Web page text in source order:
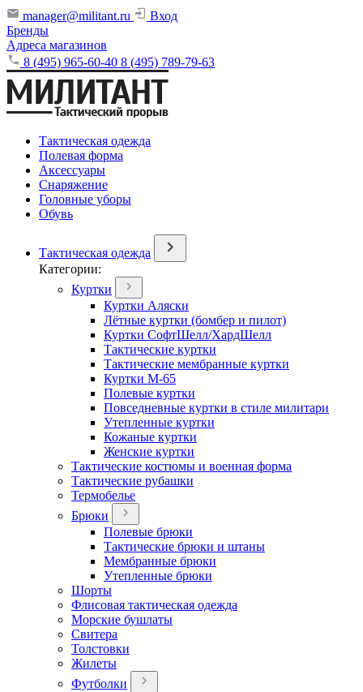
manager@militant.ru
Вход
Бренды
Адреса магазинов
8 (495) 965-60-40 8 (495) 789-79-63
Тактическая одежда
Полевая форма
Аксессуары
Снаряжение
Головные уборы
Обувь
Тактическая одежда
Категории:
Куртки
Куртки Аляски
Лётные куртки (бомбер и пилот)
Куртки СофтШелл/ХардШелл
Тактические куртки
Тактические мембранные куртки
Куртки М-65
Полевые куртки
Повседневные куртки в стиле милитари
Утепленные куртки
Кожаные куртки
Женские куртки
Тактические костюмы и военная форма
Тактические рубашки
Термобелье
Брюки
Полевые брюки
Тактические брюки и штаны
Мембранные брюки
Утепленные брюки
Шорты
Флисовая тактическая одежда
Морские бушлаты
Свитера
Толстовки
Жилеты
Футболки